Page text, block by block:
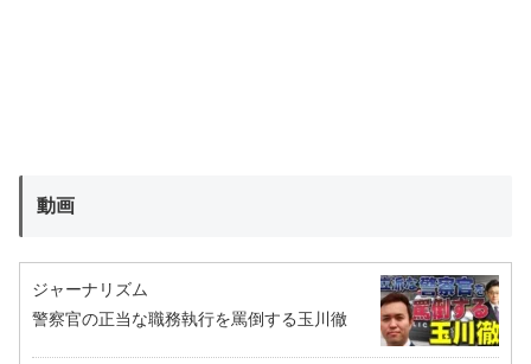
動画
ジャーナリズム
警察官の正当な職務執行を罵倒する玉川徹